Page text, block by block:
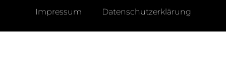
Impressum Datenschutzerklärung